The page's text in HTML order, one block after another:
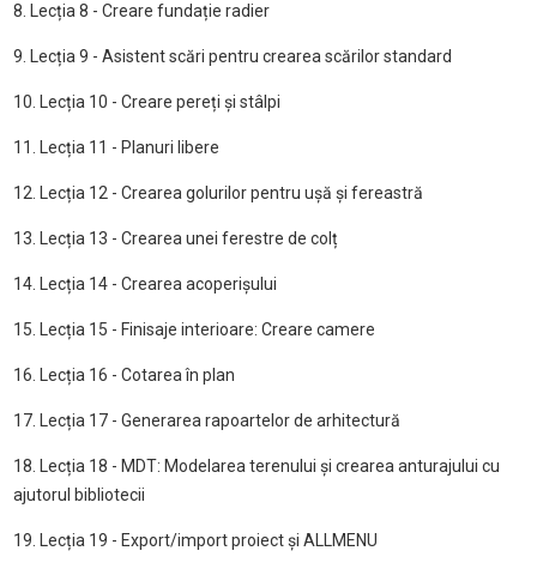
8. Lecția 8 - Creare fundație radier
9. Lecția 9 - Asistent scări pentru crearea scărilor standard
10. Lecția 10 - Creare pereți și stâlpi
11. Lecția 11 - Planuri libere
12. Lecția 12 - Crearea golurilor pentru ușă și fereastră
13. Lecția 13 - Crearea unei ferestre de colț
14. Lecția 14 - Crearea acoperișului
15. Lecția 15 - Finisaje interioare: Creare camere
16. Lecția 16 - Cotarea în plan
17. Lecția 17 - Generarea rapoartelor de arhitectură
18. Lecția 18 - MDT: Modelarea terenului și crearea anturajului cu
ajutorul bibliotecii
19. Lecția 19 - Export/import proiect și ALLMENU